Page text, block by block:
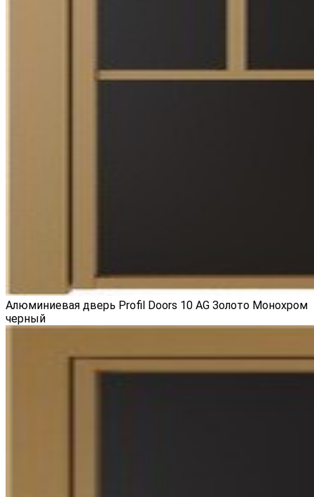
Алюминиевая дверь Profil Doors 10 AG Золото Монохром
черный